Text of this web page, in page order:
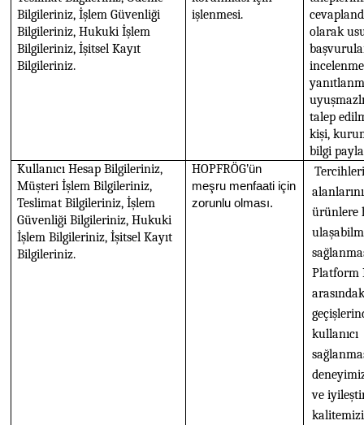
Bilgileriniz, İşlem Güvenliği
Bilgileriniz, Hukuki İşlem
Bilgileriniz, İşitsel Kayıt
Bilgileriniz.
işlenmesi.
olarak
talep
kişi,
bilgi
Kullanıcı Hesap Bilgileriniz,
Müşteri İşlem Bilgileriniz,
Teslimat Bilgileriniz, İşlem
Güvenliği Bilgileriniz, Hukuki
İşlem Bilgileriniz, İşitsel Kayıt
Bilgileriniz.
HOPFRÖG’ün
meşru menfaati için
zorunlu olması.
ürünlere
Platform
ve